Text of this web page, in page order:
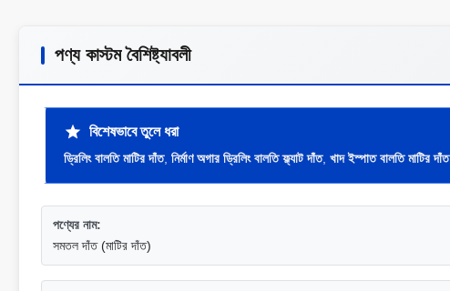
পণ্য কাস্টম বৈশিষ্ট্যাবলী
বিশেষভাবে তুলে ধরা
ড্রিলিং বালতি মাটির দাঁত, নির্মাণ অগার ড্রিলিং বালতি ফ্ল্যাট দাঁত, খাদ ইস্পাত বালতি মাটির দাঁত
পণ্যের নাম:
সমতল দাঁত (মাটির দাঁত)